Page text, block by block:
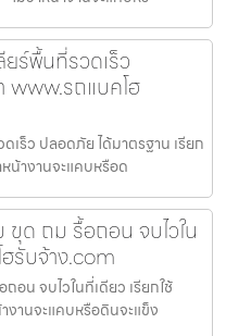
ร์พื้นที่รวดเร็ว
www.รถแบคโฮ
ร็ว ปลอดภัย ได้มาตรฐาน เรียก
น้างานจะแคบหรือด
ด ถม รื้อถอน จบไวใน
รับจ้าง.com
น จบไวในที่เดียว เรียกใช้
านจะแคบหรือดินจะแข็ง